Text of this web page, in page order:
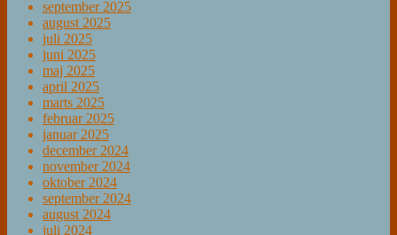
september 2025
august 2025
juli 2025
juni 2025
maj 2025
april 2025
marts 2025
februar 2025
januar 2025
december 2024
november 2024
oktober 2024
september 2024
august 2024
juli 2024